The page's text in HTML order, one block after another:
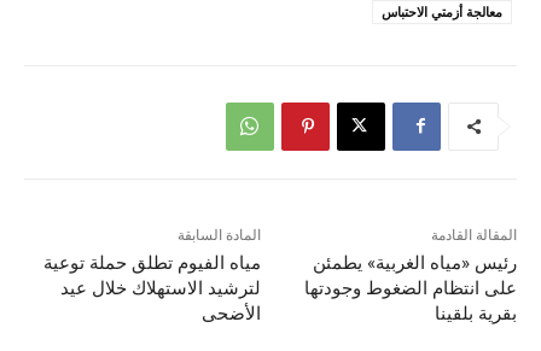
معالجة أزمتي الاحتباس
المادة السابقة
مياه الفيوم تطلق حملة توعية
لترشيد الاستهلاك خلال عيد
الأضحى
المقالة القادمة
رئيس «مياه الغربية» يطمئن
على انتظام الضغوط وجودتها
بقرية بلقينا